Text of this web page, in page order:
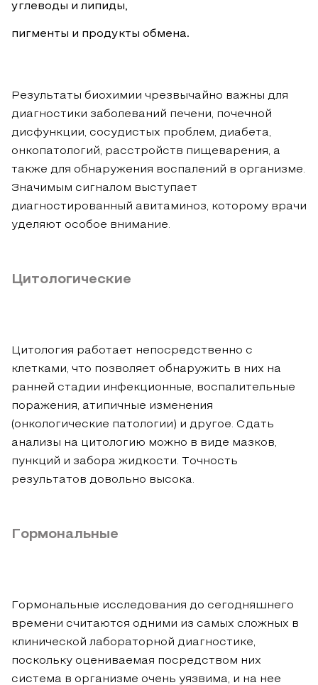
углеводы и липиды,
пигменты и продукты обмена.
Результаты биохимии чрезвычайно важны для
диагностики заболеваний печени, почечной
дисфункции, сосудистых проблем, диабета,
онкопатологий, расстройств пищеварения, а
также для обнаружения воспалений в организме.
Значимым сигналом выступает
диагностированный авитаминоз, которому врачи
уделяют особое внимание.
Цитологические
Цитология работает непосредственно с
клетками, что позволяет обнаружить в них на
ранней стадии инфекционные, воспалительные
поражения, атипичные изменения
(онкологические патологии) и другое. Сдать
анализы на цитологию можно в виде мазков,
пункций и забора жидкости. Точность
результатов довольно высока.
Гормональные
Гормональные исследования до сегодняшнего
времени считаются одними из самых сложных в
клинической лабораторной диагностике,
поскольку оцениваемая посредством них
система в организме очень уязвима, и на нее